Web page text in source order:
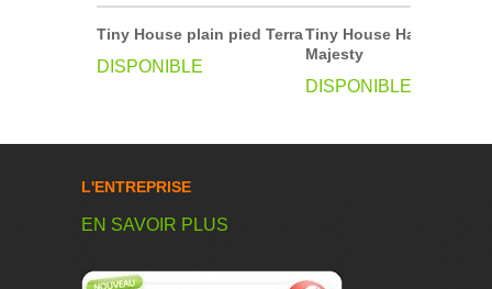
Tiny House plain pied Terra
DISPONIBLE
Tiny House Haut de
Majesty
DISPONIBLE
L'ENTREPRISE
EN SAVOIR PLUS